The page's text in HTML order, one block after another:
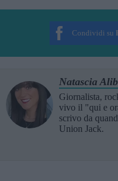
Condividi su
Natascia
Giornalista,
vivo il "qui e
scrivo da
Union Jack.